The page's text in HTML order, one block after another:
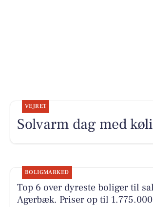
VEJRET
Solvarm dag med
BOLIGMARKED
Top 6 over dyreste boliger til
Agerbæk. Priser op til